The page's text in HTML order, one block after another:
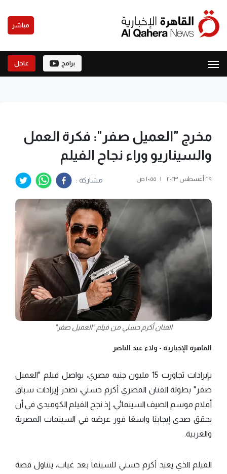
مباشر
برامج عاجل
مخرج "العميل صفر": فكرة العمل
والسيناريو وراء نجاح الفيلم
٢٩ أغسطس ٢٠٢٣ | ١٠:٥٥ ص مشاركة :
الفنان أكرم حسني من فيلم "العميل صفر"
القاهرة الإخبارية - ولاء عبد الناصر
بإيرادات تجاوزت 15 مليون جنيه مصري، يواصل فيلم "العميل
صفر" بطولة الفنان المصري أكرم حسني، تصدر إيرادات سباق
أفلام موسم الصيف السينمائي، إذ نجح الفيلم الكوميدي في أن
يحقق صدى إيجابيًا واسعًا فور عرضه في السينمات المصرية
والعربية.
الفيلم الذي يعيد أكرم حسني للسينما بعد غياب، يتناول قصة